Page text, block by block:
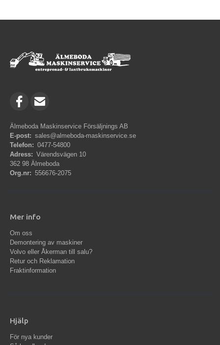
Älmeboda Maskinservice Försäljnings AB
E-post: sales@almeboda-maskinservice.se
Telefon: 0477-54800
Adress: Värendsvägen 10
362 98 Älmeboda
Org.nr: 556676-2075
Mer info
Om oss
Demontering av maskiner
Volvo eller Åkerman till salu?
Retur och Reklamation
Fraktinformation
Hjälp
För nya kunder